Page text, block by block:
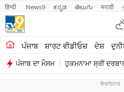
हिन्दी News9 ಕನ್ನಡ తెలుగు मराठी
ਪੰਜਾਬ ਸ਼ਾਰਟ ਵੀਡੀਓਜ਼ ਦੇਸ਼
ਪੰਜਾਬ ਦਾ ਮੌਸਮ ਹੁਕਮਨਾਮਾ ਸ੍ਰੀ
ਖੇਤੀਬਾੜੀ
ਸ਼ਾਰਟ ਵੀਡੀਓਜ਼